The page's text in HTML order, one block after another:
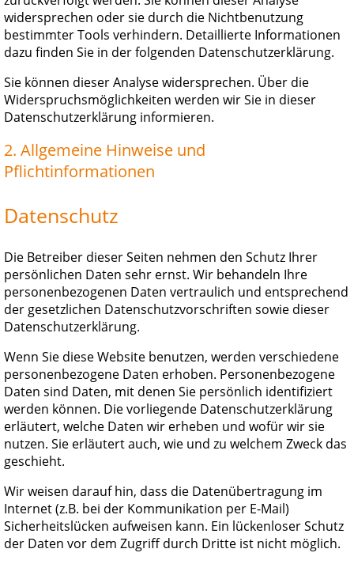
widersprechen oder sie durch die Nichtbenutzung
bestimmter Tools verhindern. Detaillierte Informationen
dazu finden Sie in der folgenden Datenschutzerklärung.
Sie können dieser Analyse widersprechen. Über die
Widerspruchsmöglichkeiten werden wir Sie in dieser
Datenschutzerklärung informieren.
2. Allgemeine Hinweise und
Pflichtinformationen
Datenschutz
Die Betreiber dieser Seiten nehmen den Schutz Ihrer
persönlichen Daten sehr ernst. Wir behandeln Ihre
personenbezogenen Daten vertraulich und entsprechend
der gesetzlichen Datenschutzvorschriften sowie dieser
Datenschutzerklärung.
Wenn Sie diese Website benutzen, werden verschiedene
personenbezogene Daten erhoben. Personenbezogene
Daten sind Daten, mit denen Sie persönlich identifiziert
werden können. Die vorliegende Datenschutzerklärung
erläutert, welche Daten wir erheben und wofür wir sie
nutzen. Sie erläutert auch, wie und zu welchem Zweck das
geschieht.
Wir weisen darauf hin, dass die Datenübertragung im
Internet (z.B. bei der Kommunikation per E-Mail)
Sicherheitslücken aufweisen kann. Ein lückenloser Schutz
der Daten vor dem Zugriff durch Dritte ist nicht möglich.